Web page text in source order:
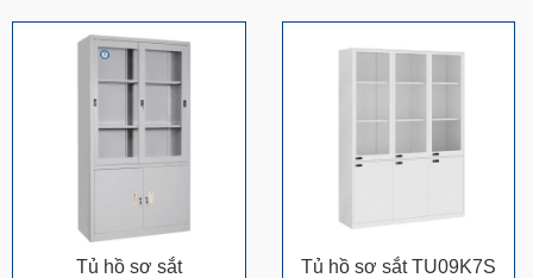
Tủ hồ sơ sắt
Tủ hồ sơ sắt TU09K7S